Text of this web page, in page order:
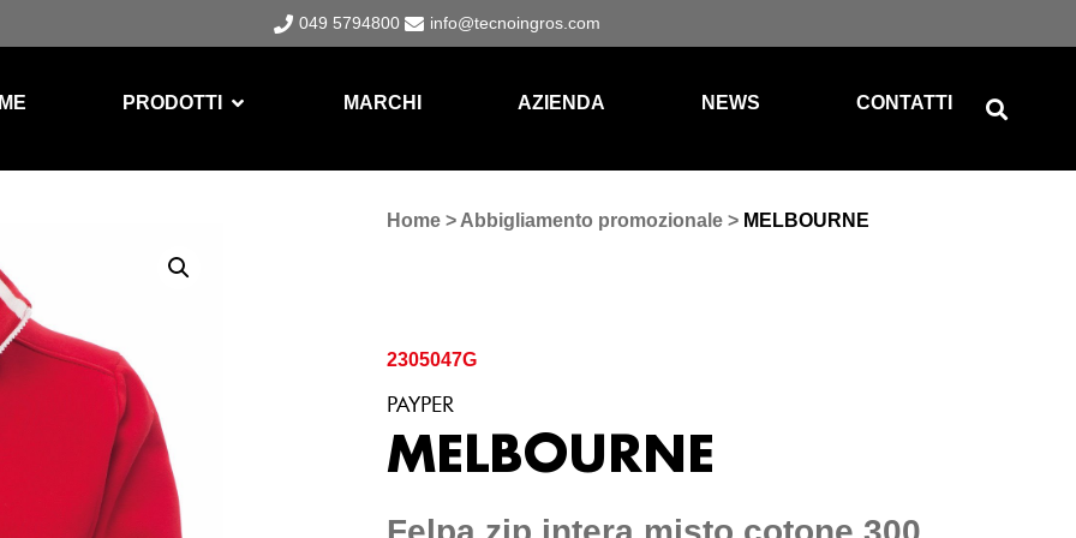
049 5794800 info@tecnoingros.com
PRODOTTI MARCHI AZIENDA NEWS CONTATTI
Home > Abbigliamento promozionale > MELBOURNE
2305047G
PAYPER
MELBOURNE